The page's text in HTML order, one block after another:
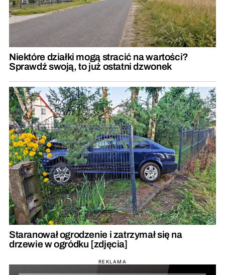
Niektóre działki mogą stracić na wartości?
Sprawdź swoją, to już ostatni dzwonek
Staranował ogrodzenie i zatrzymał się na
drzewie w ogródku [zdjęcia]
REKLAMA